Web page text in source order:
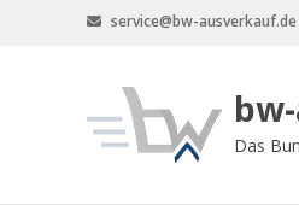
service@bw-ausverkauf.de
Das